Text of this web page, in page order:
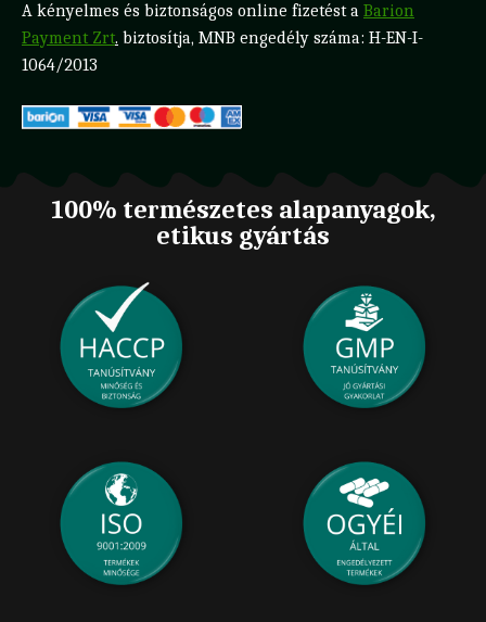
A kényelmes és biztonságos online fizetést a Barion
Payment Zrt. biztosítja, MNB engedély száma: H-EN-I-
1064/2013
100% természetes alapanyagok,
etikus gyártás